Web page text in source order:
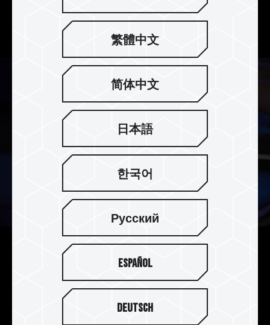
소비를 20%을 줄여, 게이밍 노트북 배터리의 수명
을 향상시켜 줍니다.
업그레이드된 용량으로 쉽게 게
임 플레이
대용량 메모리는 게임 외에도 백그라운드에서 동시
에 다른 작업을 실행할 수 있으며 게임 FPS도 천차
繁體中文
简体中文
日本語
한국어
Русский
Español
Deutsch